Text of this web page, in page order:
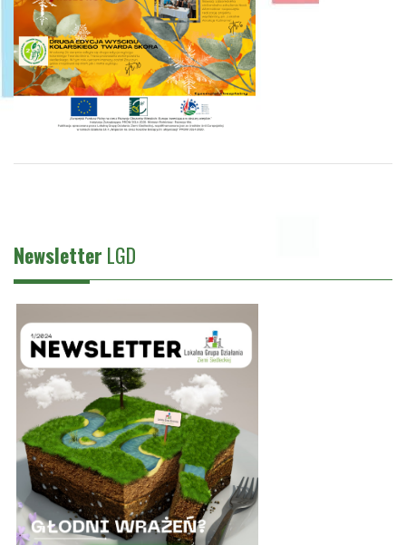
Newsletter LGD